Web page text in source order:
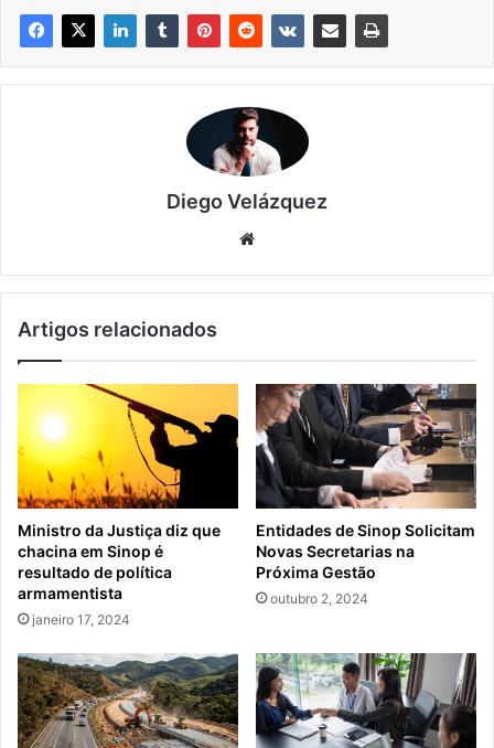
Diego Velázquez
Artigos relacionados
Ministro da Justiça diz que
chacina em Sinop é
resultado de política
armamentista
janeiro 17, 2024
Entidades de Sinop Solicitam
Novas Secretarias na
Próxima Gestão
outubro 2, 2024